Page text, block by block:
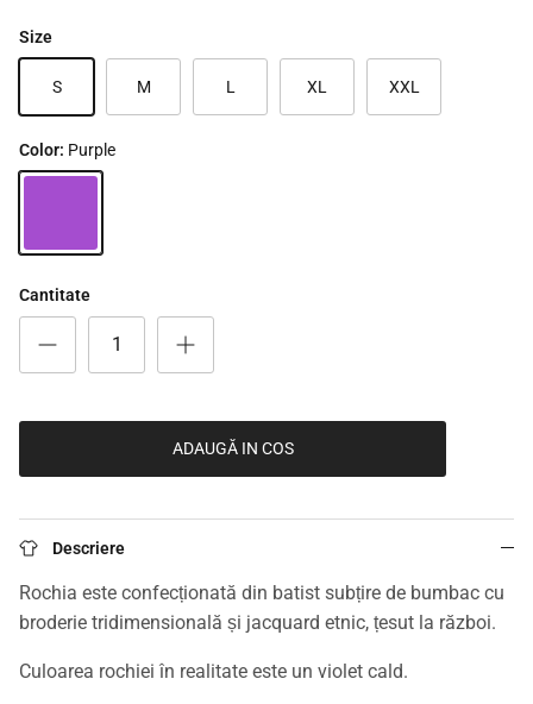
Size
S M L XL XXL
Color: Purple
Purple
Cantitate
ADAUGĂ IN COS
Descriere
Rochia este confecționată din batist subțire de bumbac cu
broderie tridimensională și jacquard etnic, țesut la război.
Culoarea rochiei în realitate este un violet cald.